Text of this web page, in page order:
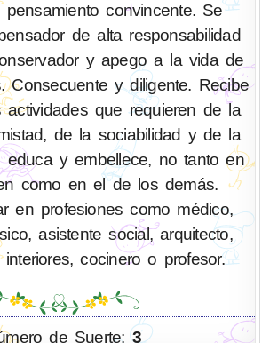
convincente. Se
de alta responsabilidad
y apego a la vida de
Consecuente y diligente. Recibe
que requieren de la
de la sociabilidad y de la
educa y embellece, no tanto en
como en el de los demás.
en profesiones como médico,
asistente social, arquitecto,
cocinero o profesor.
de Suerte:3